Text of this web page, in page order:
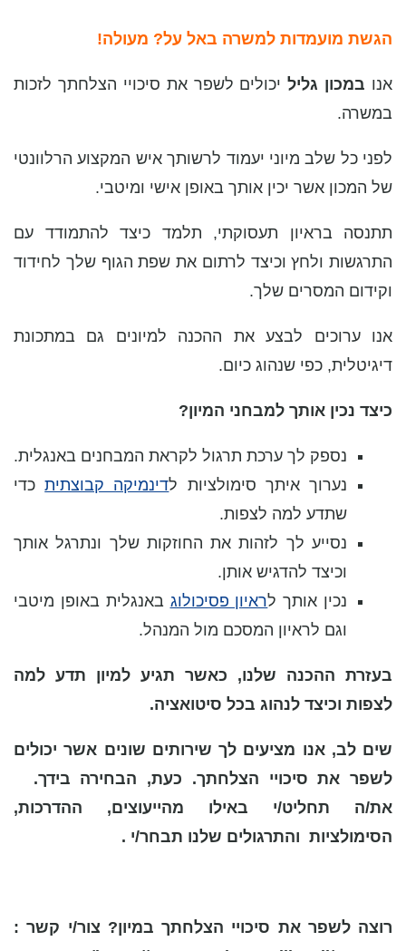
הגשת מועמדות למשרה באל על? מעולה!
אנו במכון גליליכולים לשפר את סיכויי הצלחתך לזכות
במשרה.
לפני כל שלב מיוני יעמוד לרשותך איש המקצוע הרלוונטי
של המכון אשר יכין אותך באופן אישי ומיטבי.
תתנסה בראיון תעסוקתי, תלמד כיצד להתמודד עם
התרגשות ולחץ וכיצד לרתום את שפת הגוף שלך לחידוד
וקידום המסרים שלך.
אנו ערוכים לבצע את ההכנה למיונים גם במתכונת
דיגיטלית, כפי שנהוג כיום.
כיצד נכין אותך למבחני המיון?
נספק לך ערכת תרגול לקראת המבחנים באנגלית.
נערוך איתך סימולציות לדינמיקה קבוצתיתכדי
שתדע למה לצפות.
נסייע לך לזהות את החוזקות שלך ונתרגל אותך
וכיצד להדגיש אותן.
נכין אותך לראיון פסיכולוג באנגלית באופן מיטבי
וגם לראיון המסכם מול המנהל.
בעזרת ההכנה שלנו, כאשר תגיע למיון תדע למה
לצפות וכיצד לנהוג בכל סיטואציה.
שים לב, אנו מציעים לך שירותים שונים אשר יכולים
לשפר את סיכויי הצלחתך. כעת, הבחירה בידך.
את/ה תחליט/י באילו מהייעוצים, ההדרכות,
הסימולציות והתרגולים שלנו תבחר/י .
רוצה לשפר את סיכויי הצלחתך במיון? צור/י קשר :